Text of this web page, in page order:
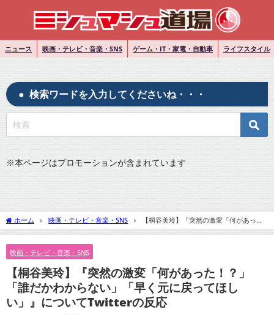
ニュース 映画・テレビ・音楽・SNS ゲーム・IT・家電・自動車 ライフスタイル
検索ワードを入力してくださいね・・・
※本ページはプロモーションが含まれています
ホーム 映画・テレビ・音楽・SNS
【桐谷美玲】『突然の激変「何があっ
た！？」「誰だかわからない」「早く元に戻ってほしい」』についてTwitterの反応
映画・テレビ・音楽・SNS
【桐谷美玲】『突然の激変「何があった！？」
「誰だかわからない」「早く元に戻ってほし
い」』についてTwitterの反応